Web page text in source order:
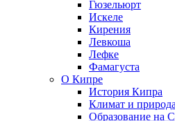
Гюзельюрт
Искеле
Кирения
Левкоша
Лефке
Фамагуста
О Кипре
История Кипра
Климат и
Образование на